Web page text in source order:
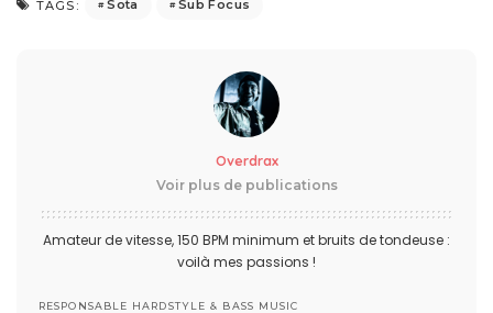
TAGS: Sota Sub Focus
Overdrax
Voir plus de publications
Amateur de vitesse, 150 BPM minimum et bruits de tondeuse :
voilà mes passions !
RESPONSABLE HARDSTYLE & BASS MUSIC